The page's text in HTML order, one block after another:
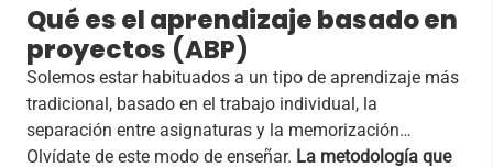
Qué es el aprendizaje basado en
proyectos (ABP)
Solemos estar habituados a un tipo de aprendizaje más
tradicional, basado en el trabajo individual, la
separación entre asignaturas y la memorización…
Olvídate de este modo de enseñar. La metodología que